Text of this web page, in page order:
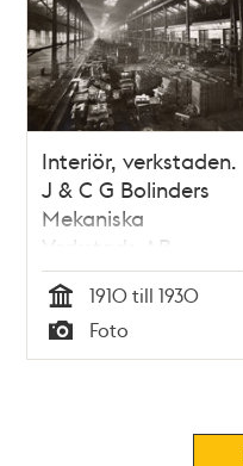
Interiör, verkstaden.
J & C G Bolinders
Mekaniska
Verkstads AB.
Tid
1910 till 1930
Typ
Foto